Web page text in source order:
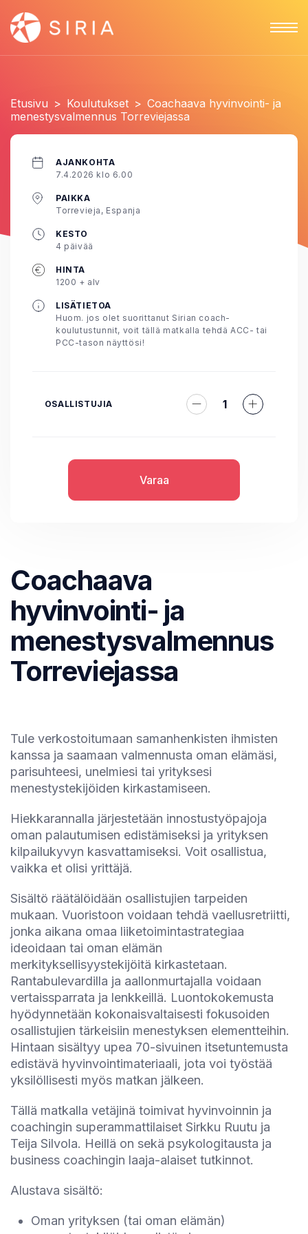
Etusivu > Koulutukset > Coachaava hyvinvointi- ja
menestysvalmennus Torreviejassa
Coachaava
hyvinvointi- ja
menestysvalmennus
Torreviejassa
Tule verkostoitumaan samanhenkisten ihmisten
kanssa ja saamaan valmennusta oman elämäsi,
parisuhteesi, unelmiesi tai yrityksesi
menestystekijöiden kirkastamiseen.
Hiekkarannalla järjestetään innostustyöpajoja
oman palautumisen edistämiseksi ja yrityksen
kilpailukyvyn kasvattamiseksi. Voit osallistua,
vaikka et olisi yrittäjä.
Sisältö räätälöidään osallistujien tarpeiden
mukaan. Vuoristoon voidaan tehdä vaellusretriitti,
jonka aikana omaa liiketoimintastrategiaa
ideoidaan tai oman elämän
merkityksellisyystekijöitä kirkastetaan.
Rantabulevardilla ja aallonmurtajalla voidaan
vertaissparrata ja lenkkeillä. Luontokokemusta
hyödynnetään kokonaisvaltaisesti fokusoiden
osallistujien tärkeisiin menestyksen elementteihin.
Hintaan sisältyy upea 70-sivuinen itsetuntemusta
edistävä hyvinvointimateriaali, jota voi työstää
yksilöllisesti myös matkan jälkeen.
Tällä matkalla vetäjinä toimivat hyvinvoinnin ja
coachingin superammattilaiset Sirkku Ruutu ja
Teija Silvola. Heillä on sekä psykologitausta ja
business coachingin laaja-alaiset tutkinnot.
Alustava sisältö:
Oman yrityksen (tai oman elämän)
AJANKOHTA
7.4.2026 klo 6.00
PAIKKA
Torrevieja, Espanja
KESTO
4 päivää
HINTA
1200 + alv
LISÄTIETOA
Huom. jos olet suorittanut Sirian coach-
koulutustunnit, voit tällä matkalla tehdä ACC- tai
PCC-tason näyttösi!
OSALLISTUJIA 1
Varaa